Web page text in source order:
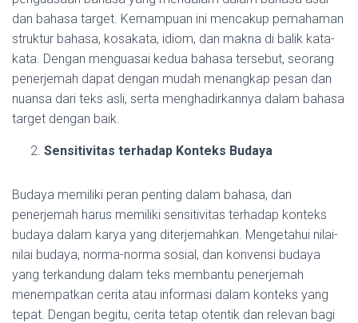
dan bahasa target. Kemampuan ini mencakup pemahaman
struktur bahasa, kosakata, idiom, dan makna di balik kata-
kata. Dengan menguasai kedua bahasa tersebut, seorang
penerjemah dapat dengan mudah menangkap pesan dan
nuansa dari teks asli, serta menghadirkannya dalam bahasa
target dengan baik.
Sensitivitas terhadap Konteks Budaya
Budaya memiliki peran penting dalam bahasa, dan
penerjemah harus memiliki sensitivitas terhadap konteks
budaya dalam karya yang diterjemahkan. Mengetahui nilai-
nilai budaya, norma-norma sosial, dan konvensi budaya
yang terkandung dalam teks membantu penerjemah
menempatkan cerita atau informasi dalam konteks yang
tepat. Dengan begitu, cerita tetap otentik dan relevan bagi